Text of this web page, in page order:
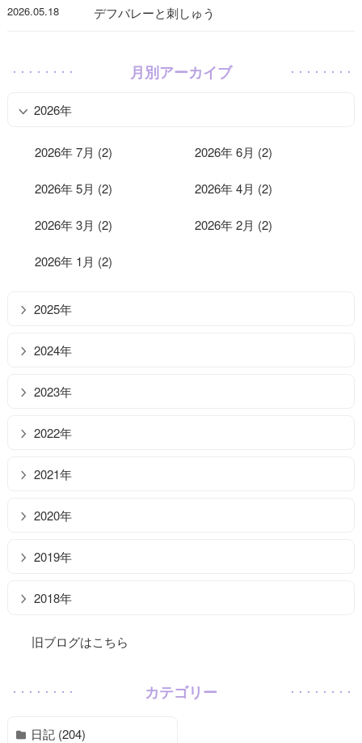
2026.05.18 デフバレーと刺しゅう
月別アーカイブ
2026年
2026年 7月 (2) 2026年 6月 (2)
2026年 5月 (2) 2026年 4月 (2)
2026年 3月 (2) 2026年 2月 (2)
2026年 1月 (2)
2025年
2024年
2023年
2022年
2021年
2020年
2019年
2018年
旧ブログはこちら
カテゴリー
日記 (204)